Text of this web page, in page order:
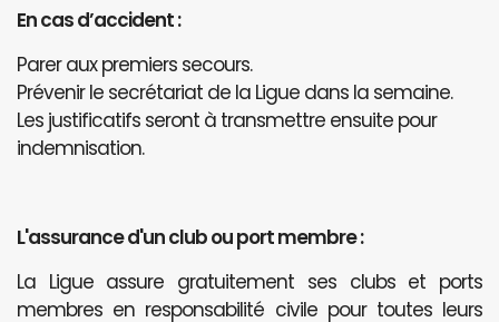
En cas d’accident :
Parer aux premiers secours.
Prévenir le secrétariat de la Ligue dans la semaine.
Les justificatifs seront à transmettre ensuite pour
indemnisation.
L'assurance d'un club ou port membre :
La Ligue assure gratuitement ses clubs et ports
membres en responsabilité civile pour toutes leurs